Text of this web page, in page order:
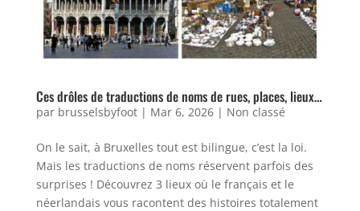
Ces drôles de traductions de noms de rues, places, lieux…
par brusselsbyfoot| Mar 6, 2026| Non classé
On le sait, à Bruxelles tout est bilingue, c’est la loi.
Mais les traductions de noms réservent parfois des
surprises ! Découvrez 3 lieux où le français et le
néerlandais vous racontent des histoires totalement